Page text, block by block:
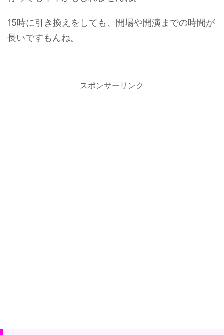
15時に引き換えをしても、開場や開演までの時間が
長いですもんね。
スポンサーリンク